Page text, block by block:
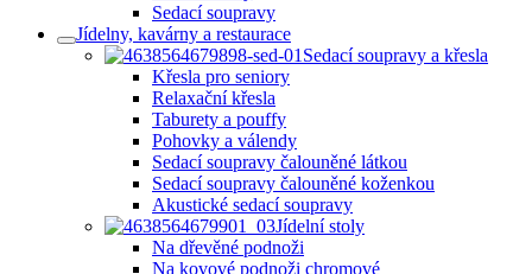
Sedací soupravy
Jídelny, kavárny a restaurace
Sedací soupravy a křesla
Křesla pro seniory
Relaxační křesla
Taburety a pouffy
Pohovky a válendy
Sedací soupravy čalouněné látkou
Sedací soupravy čalouněné koženkou
Akustické sedací soupravy
Jídelní stoly
Na dřevěné podnoži
Na kovové podnoži chromové